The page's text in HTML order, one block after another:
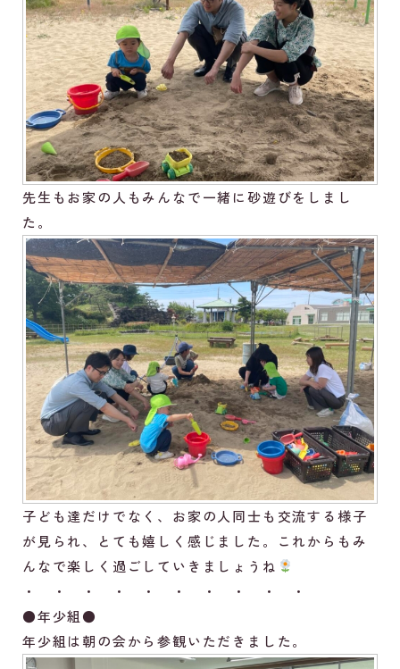
先生もお家の人もみんなで一緒に砂遊びをしまし
た。
子ども達だけでなく、お家の人同士も交流する様子
が見られ、とても嬉しく感じました。これからもみ
んなで楽しく過ごしていきましょうね
・ ・ ・ ・ ・ ・ ・ ・ ・ ・
●年少組●
年少組は朝の会から参観いただきました。